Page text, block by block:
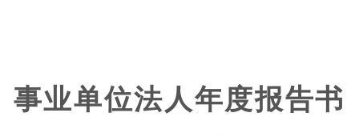
事业单位法人年度报告书